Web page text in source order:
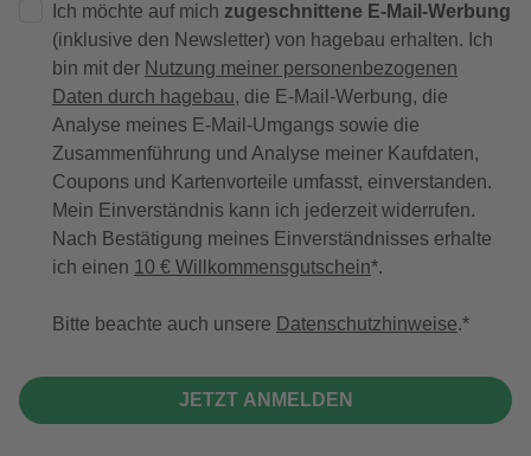
Ich möchte auf mich zugeschnittene E-Mail-Werbung
(inklusive den Newsletter) von hagebau erhalten. Ich
bin mit der Nutzung meiner personenbezogenen
Daten durch hagebau, die E-Mail-Werbung, die
Analyse meines E-Mail-Umgangs sowie die
Zusammenführung und Analyse meiner Kaufdaten,
Coupons und Kartenvorteile umfasst, einverstanden.
Mein Einverständnis kann ich jederzeit widerrufen.
Nach Bestätigung meines Einverständnisses erhalte
ich einen 10 € Willkommensgutschein*.
Bitte beachte auch unsere Datenschutzhinweise.
JETZT ANMELDEN